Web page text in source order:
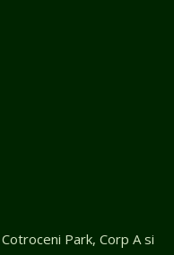
Park, Corp A si